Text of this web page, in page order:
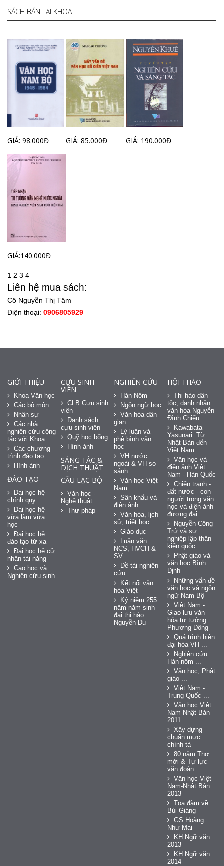
SÁCH BÁN TẠI KHOA
GIÁ: 98.000Đ GIÁ: 85.000Đ GIÁ: 190.000Đ
GIÁ:140.000Đ
1 2 3 4
Liên hệ mua sách:
Cô Nguyễn Thị Tâm
Điện thoại: 0906805929
GIỚI THIỆU
Khoa Văn học
Các bộ môn
Nhân sự
Các nhà
nghiên cứu cộng
tác với Khoa
Các chương
trình đào tạo
Hình ảnh
ĐÀO TẠO
Đại học hệ
chính quy
Đại học hệ
vừa làm vừa
học
Đại học hệ
đào tạo từ xa
Đại học hệ cử
nhân tài năng
Cao học và
Nghiên cứu sinh
CỰU SINH
VIÊN
CLB Cựu sinh
viên
Danh sách
cựu sinh viên
Quỹ học bổng
Hình ảnh
SÁNG TÁC &
DỊCH THUẬT
CÂU LẠC BỘ
Văn học -
Nghệ thuật
Thư pháp
NGHIÊN CỨU
Hán Nôm
Ngôn ngữ học
Văn hóa dân
gian
Lý luận và
phê bình văn
học
VH nước
ngoài & VH so
sánh
Văn học Việt
Nam
Sân khấu và
điện ảnh
Văn hóa, lịch
sử, triết học
Giáo dục
Luận văn
NCS, HVCH &
SV
Đề tài nghiên
cứu
Kết nối văn
hóa Việt
Kỷ niệm 255
năm năm sinh
đại thi hào
Nguyễn Du
HỘI THẢO
Thi hào dân
tộc, danh nhân
văn hóa Nguyễn
Đình Chiểu
Kawabata
Yasunari: Từ
Nhật Bản đến
Việt Nam
Văn học và
điện ảnh Việt
Nam - Hàn Quốc
Chiến tranh -
đất nước - con
người trong văn
học và điện ảnh
đương đại
Nguyễn Công
Trứ và sự
nghiệp lập thân
kiến quốc
Phật giáo và
văn học Bình
Định
Những vấn đề
văn học và ngôn
ngữ Nam Bộ
Việt Nam -
Giao lưu văn
hóa tư tưởng
Phương Đông
Quá trình hiện
đại hóa VH ...
Nghiên cứu
Hán nôm ...
Văn học, Phật
giáo ...
Việt Nam -
Trung Quốc ...
Văn học Việt
Nam-Nhật Bản
2011
Xây dựng
chuẩn mực
chính tả
80 năm Thơ
mới & Tự lực
văn đoàn
Văn học Việt
Nam-Nhật Bản
2013
Tọa đàm về
Bùi Giáng
GS Hoàng
Như Mai
KH Ngữ văn
2013
KH Ngữ văn
2014